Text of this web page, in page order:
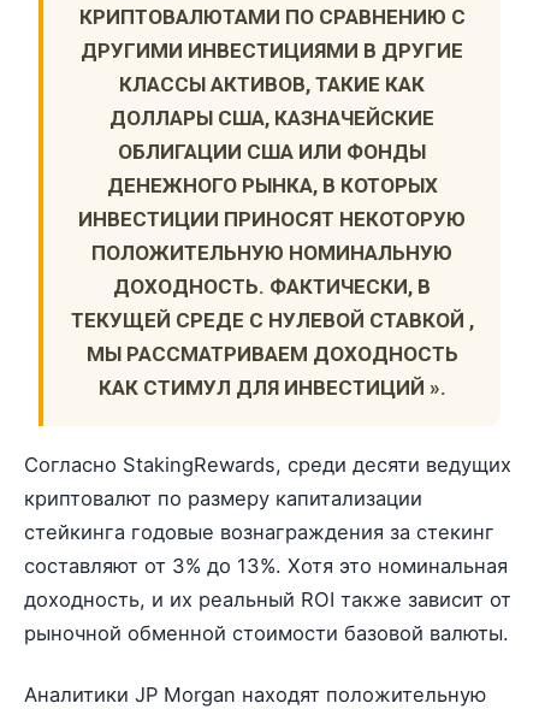
КРИПТОВАЛЮТАМИ ПО СРАВНЕНИЮ С
ДРУГИМИ ИНВЕСТИЦИЯМИ В ДРУГИЕ
КЛАССЫ АКТИВОВ, ТАКИЕ КАК
ДОЛЛАРЫ США, КАЗНАЧЕЙСКИЕ
ОБЛИГАЦИИ США ИЛИ ФОНДЫ
ДЕНЕЖНОГО РЫНКА, В КОТОРЫХ
ИНВЕСТИЦИИ ПРИНОСЯТ НЕКОТОРУЮ
ПОЛОЖИТЕЛЬНУЮ НОМИНАЛЬНУЮ
ДОХОДНОСТЬ. ФАКТИЧЕСКИ, В
ТЕКУЩЕЙ СРЕДЕ С НУЛЕВОЙ СТАВКОЙ ,
МЫ РАССМАТРИВАЕМ ДОХОДНОСТЬ
КАК СТИМУЛ ДЛЯ ИНВЕСТИЦИЙ ».
Согласно StakingRewards, среди десяти ведущих
криптовалют по размеру капитализации
стейкинга годовые вознаграждения за стекинг
составляют от 3% до 13%. Хотя это номинальная
доходность, и их реальный ROI также зависит от
рыночной обменной стоимости базовой валюты.
Аналитики JP Morgan находят положительную